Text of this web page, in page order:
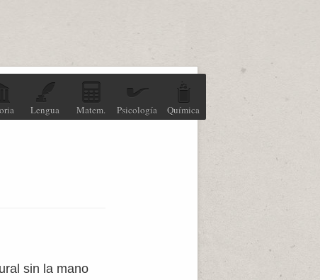
Lengua Matem. Psicología Química
sin la mano